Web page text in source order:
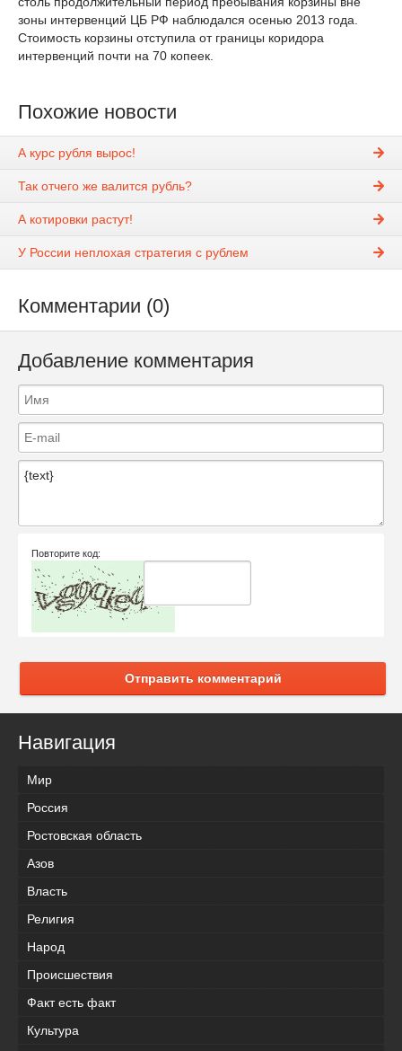
зоны интервенций ЦБ РФ наблюдался осенью 2013 года.
Стоимость корзины отступила от границы коридора
интервенций почти на 70 копеек.
Похожие новости
А курс рубля вырос!
Так отчего же валится рубль?
А котировки растут!
У России неплохая стратегия с рублем
Комментарии (0)
Добавление комментария
Повторите код:
Отправить комментарий
Навигация
Мир
Россия
Ростовская область
Азов
Власть
Религия
Народ
Происшествия
Факт есть факт
Культура